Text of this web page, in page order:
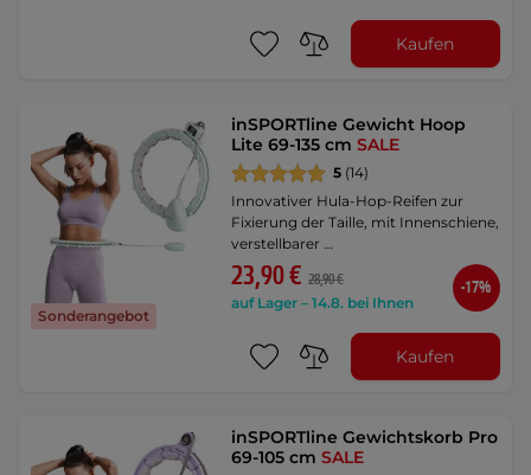
Kaufen
Sonderangebot
inSPORTline Gewicht Hoop
Lite 69-135 cmSALE
5 (14)
Innovativer Hula-Hop-Reifen zur
Fixierung der Taille, mit Innenschiene,
verstellbarer …
23,90 € 28,90 €
auf Lager – 14.8. bei Ihnen
-17%
Kaufen
inSPORTline Gewichtskorb Pro
69-105 cmSALE